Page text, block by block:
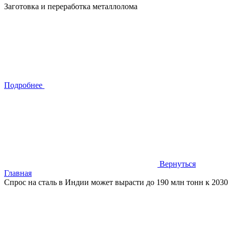
Заготовка и переработка металлолома
Подробнее
Вернуться
Главная
Спрос на сталь в Индии может вырасти до 190 млн тонн к 2030